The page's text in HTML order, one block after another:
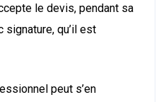
le devis, pendant sa
qu’il est
peut s’en